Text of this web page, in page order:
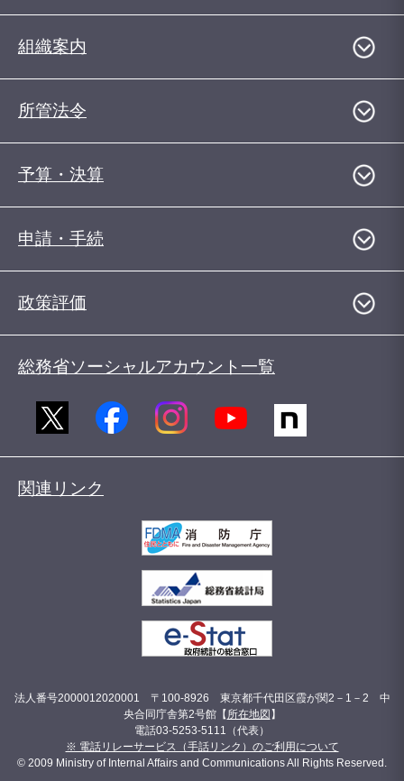
組織案内
所管法令
予算・決算
申請・手続
政策評価
総務省ソーシャルアカウント一覧
関連リンク
法人番号2000012020001 〒100-8926 東京都千代田区霞が関2－1－2 中
央合同庁舎第2号館【 所在地図 】
電話03-5253-5111（代表）
※ 電話リレーサービス（手話リンク）のご利用について
© 2009 Ministry of Internal Affairs and Communications All Rights Reserved.